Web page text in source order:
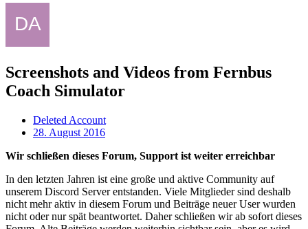
Screenshots and Videos from Fernbus
Coach Simulator
Deleted Account
28. August 2016
Wir schließen dieses Forum, Support ist weiter erreichbar
In den letzten Jahren ist eine große und aktive Community auf
unserem Discord Server entstanden. Viele Mitglieder sind deshalb
nicht mehr aktiv in diesem Forum und Beiträge neuer User wurden
nicht oder nur spät beantwortet. Daher schließen wir ab sofort dieses